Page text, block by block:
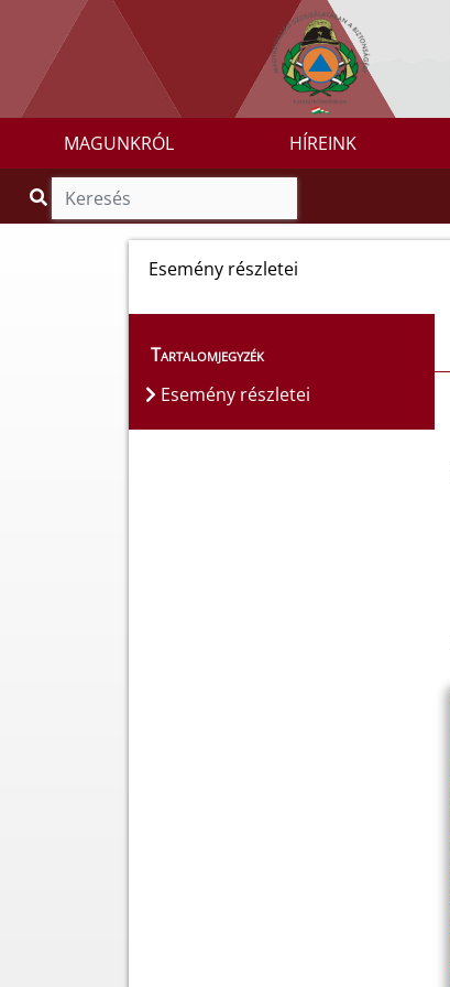
MAGUNKRÓL HÍREINK
Esemény részletei
Tartalomjegyzék
Esemény részletei